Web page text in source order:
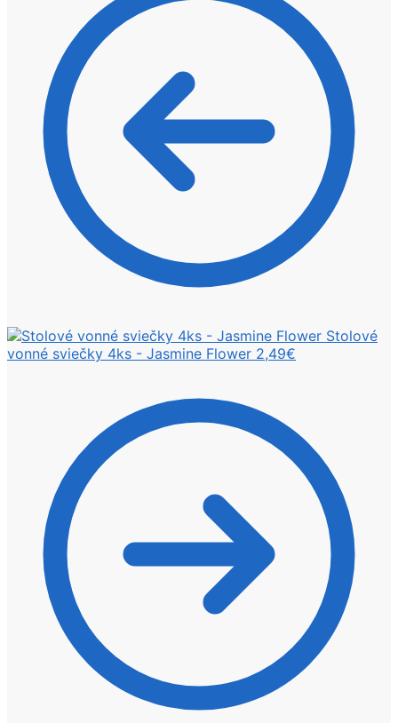
Stolové
vonné sviečky 4ks - Jasmine Flower 2,49€